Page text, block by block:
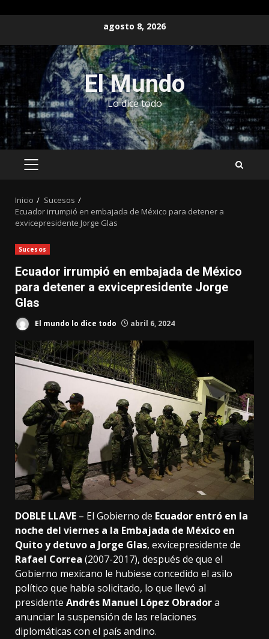
contenido
agosto 8, 2026
El Mundo
Lo dice todo
MENÚ
Inicio
Sucesos
Ecuador irrumpió en embajada de México para detener a
exvicepresidente Jorge Glas
Sucesos
Ecuador irrumpió en embajada de México
para detener a exvicepresidente Jorge
Glas
El mundo lo dice todo abril 6, 2024
DOBLE LLAVE – El Gobierno de Ecuador entró en la
noche del viernes a la Embajada de México en
Quito y detuvo a Jorge Glas, exvicepresidente de
Rafael Correa (2007-2017), después de que el
Gobierno mexicano le hubiese concedido el asilo
político que había solicitado, lo que llevó al
presidente Andrés Manuel López Obradora
anunciar la suspensión de las relaciones
diplomáticas con el país andino.